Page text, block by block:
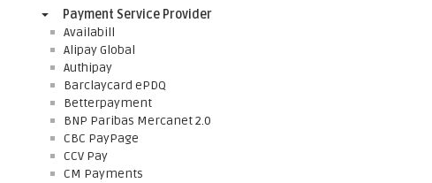
Payment Service Provider
Availabill
Alipay Global
Authipay
Barclaycard ePDQ
Betterpayment
BNP Paribas Mercanet 2.0
CBC PayPage
CCV Pay
CM Payments